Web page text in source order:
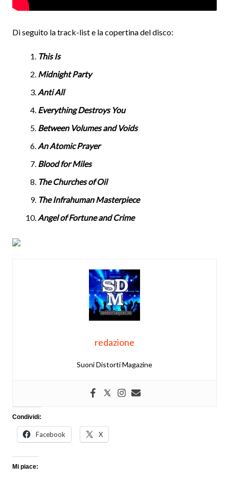
Di seguito la track-list e la copertina del disco:
This Is
Midnight Party
Anti All
Everything Destroys You
Between Volumes and Voids
An Atomic Prayer
Blood for Miles
The Churches of Oil
The Infrahuman Masterpiece
Angel of Fortune and Crime
redazione
Suoni Distorti Magazine
Condividi:
Facebook X
Mi piace: